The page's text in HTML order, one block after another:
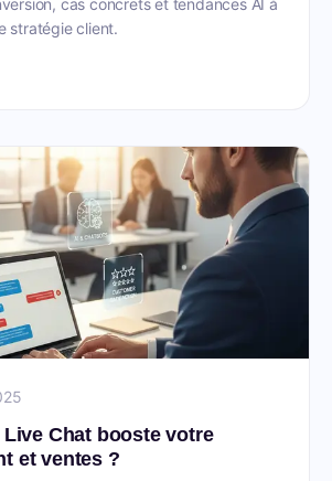
cas concrets et tendances AI à
stratégie client.
Chat booste votre
et ventes ?